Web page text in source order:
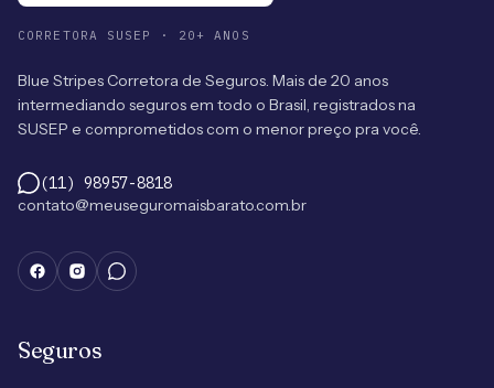
CORRETORA SUSEP · 20+ ANOS
Blue Stripes Corretora de Seguros. Mais de 20 anos
intermediando seguros em todo o Brasil, registrados na
SUSEP e comprometidos com o menor preço pra você.
(11) 98957-8818
contato@meuseguromaisbarato.com.br
Seguros